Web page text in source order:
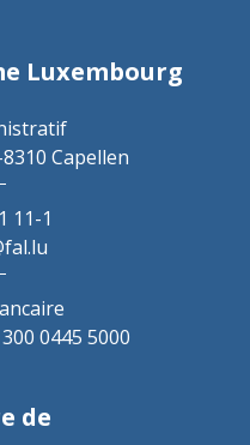
Luxembourg
Capellen
11-1
0445 5000
de